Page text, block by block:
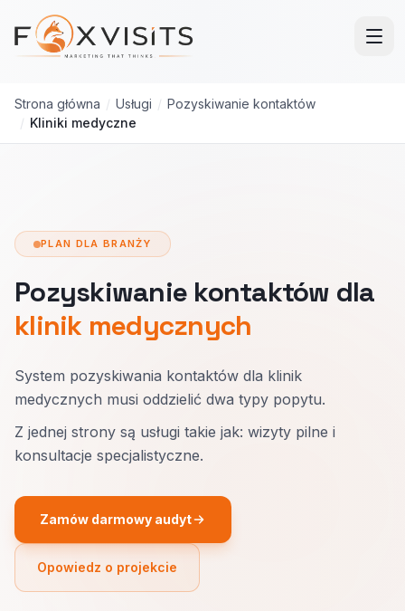
Przejdź do treści głównej
Strona główna / Usługi / Pozyskiwanie kontaktów
/ Kliniki medyczne
PLAN DLA BRANŻY
Pozyskiwanie kontaktów dla
klinik medycznych
System pozyskiwania kontaktów dla klinik
medycznych musi oddzielić dwa typy popytu.
Z jednej strony są usługi takie jak: wizyty pilne i
konsultacje specjalistyczne.
Zamów darmowy audyt
Opowiedz o projekcie